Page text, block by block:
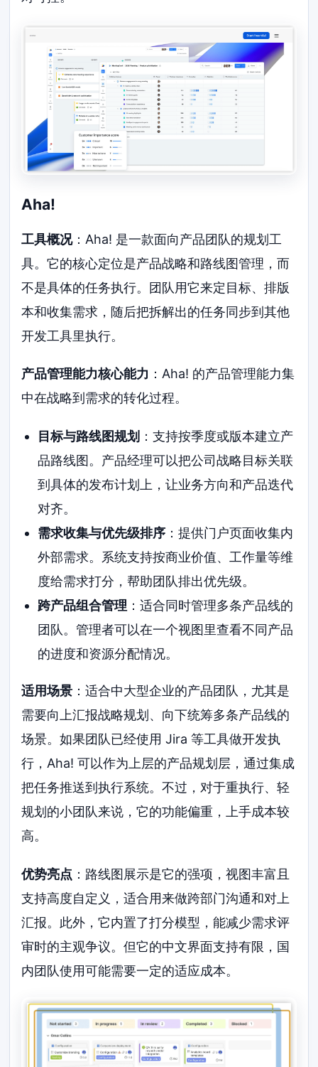
Aha!
工具概况：Aha! 是一款面向产品团队的规划工
具。它的核心定位是产品战略和路线图管理，而
不是具体的任务执行。团队用它来定目标、排版
本和收集需求，随后把拆解出的任务同步到其他
开发工具里执行。
产品管理能力核心能力 ：Aha! 的产品管理能力集
中在战略到需求的转化过程。
目标与路线图规划 ：支持按季度或版本建立产
品路线图。产品经理可以把公司战略目标关联
到具体的发布计划上，让业务方向和产品迭代
对齐。
需求收集与优先级排序：提供门户页面收集内
外部需求。系统支持按商业价值、工作量等维
度给需求打分，帮助团队排出优先级。
跨产品组合管理 ：适合同时管理多条产品线的
团队。管理者可以在一个视图里查看不同产品
的进度和资源分配情况。
适用场景 ：适合中大型企业的产品团队，尤其是
需要向上汇报战略规划、向下统筹多条产品线的
场景。如果团队已经使用 Jira 等工具做开发执
行，Aha! 可以作为上层的产品规划层，通过集成
把任务推送到执行系统。不过，对于重执行、轻
规划的小团队来说，它的功能偏重，上手成本较
高。
优势亮点 ：路线图展示是它的强项，视图丰富且
支持高度自定义，适合用来做跨部门沟通和对上
汇报。此外，它内置了打分模型，能减少需求评
审时的主观争议。但它的中文界面支持有限，国
内团队使用可能需要一定的适应成本。